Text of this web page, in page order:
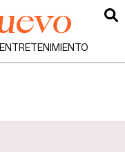
ENTRETENIMIENTO